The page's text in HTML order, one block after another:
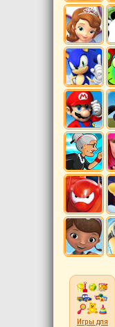
Игры для